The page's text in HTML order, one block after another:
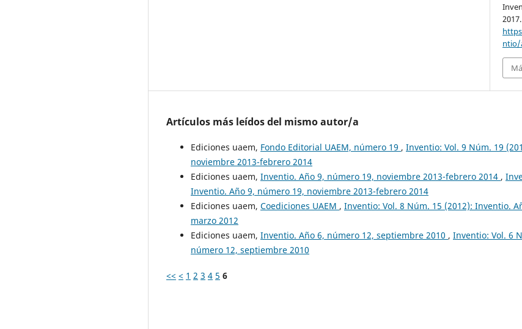
ntio/
Artículos más leídos del mismo autor/a
Ediciones uaem, Fondo Editorial UAEM, número 19 , Inventio: Vol. 9 Núm. 19
noviembre 2013-febrero 2014
Ediciones uaem, Inventio. Año 9, número 19, noviembre 2013-febrero 2014 ,
Inventio. Año 9, número 19, noviembre 2013-febrero 2014
Ediciones uaem, Coediciones UAEM , Inventio: Vol. 8 Núm. 15 (2012): Inventio.
marzo 2012
Ediciones uaem, Inventio. Año 6, número 12, septiembre 2010 , Inventio: Vol. 6
número 12, septiembre 2010
<< < 1 2 3 4 5 6